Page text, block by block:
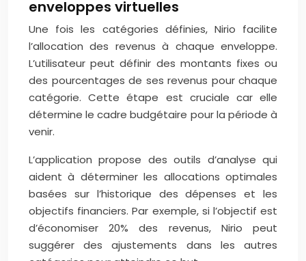
enveloppes virtuelles
Une fois les catégories définies, Nirio facilite
l’allocation des revenus à chaque enveloppe.
L’utilisateur peut définir des montants fixes ou
des pourcentages de ses revenus pour chaque
catégorie. Cette étape est cruciale car elle
détermine le cadre budgétaire pour la période à
venir.
L’application propose des outils d’analyse qui
aident à déterminer les allocations optimales
basées sur l’historique des dépenses et les
objectifs financiers. Par exemple, si l’objectif est
d’économiser 20% des revenus, Nirio peut
suggérer des ajustements dans les autres